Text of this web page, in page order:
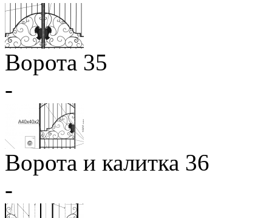
Ворота 35
-
Ворота и калитка 36
-